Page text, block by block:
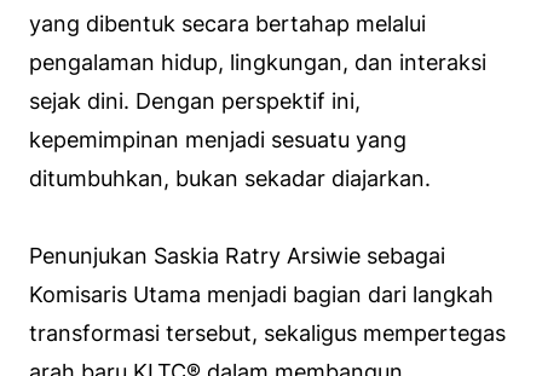
yang dibentuk secara bertahap melalui
pengalaman hidup, lingkungan, dan interaksi
sejak dini. Dengan perspektif ini,
kepemimpinan menjadi sesuatu yang
ditumbuhkan, bukan sekadar diajarkan.
Penunjukan Saskia Ratry Arsiwie sebagai
Komisaris Utama menjadi bagian dari langkah
transformasi tersebut, sekaligus mempertegas